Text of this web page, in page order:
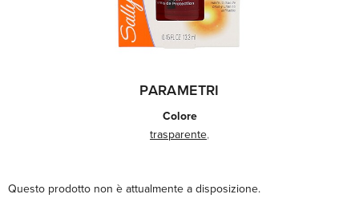
PARAMETRI
Colore
trasparente,
Questo prodotto non è attualmente a disposizione.